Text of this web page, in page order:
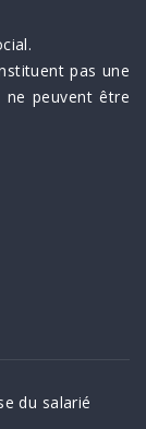
pas une
ne peuvent être
du salarié